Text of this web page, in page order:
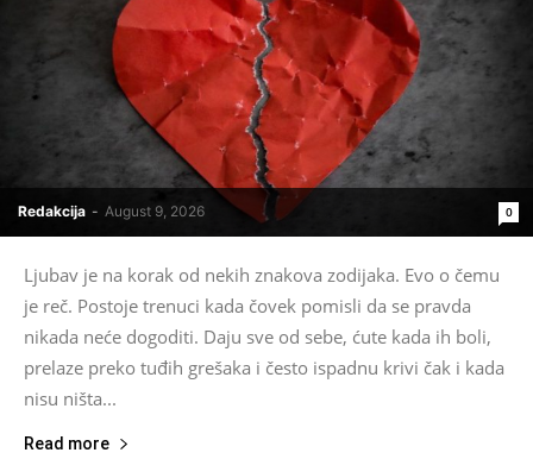
Redakcija - August 9, 2026 0
Ljubav je na korak od nekih znakova zodijaka. Evo o čemu
je reč. Postoje trenuci kada čovek pomisli da se pravda
nikada neće dogoditi. Daju sve od sebe, ćute kada ih boli,
prelaze preko tuđih grešaka i često ispadnu krivi čak i kada
nisu ništa...
Read more